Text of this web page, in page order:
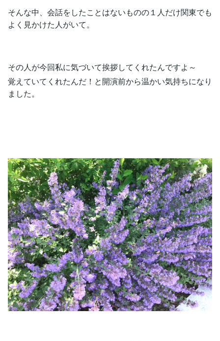
そんな中、会話をしたことはないものの１人だけ関東でも
よく見かけた人がいて。
その人が今回私に気づいて挨拶してくれたんですよ～
覚えていてくれたんだ！と開演前から温かい気持ちになり
ました。